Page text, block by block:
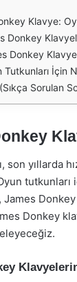
Klavye:
Donkey
Donkey
Tutkunları İçin
Sorulan
son yıllarda
James
Donkey